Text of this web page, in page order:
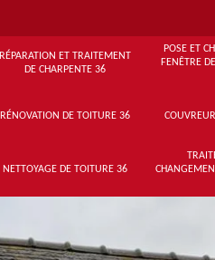
RÉPARATION ET TRAITEMENT
DE CHARPENTE 36
POSE ET
FENÊTRE
RÉNOVATION DE TOITURE 36
NETTOYAGE DE TOITURE 36